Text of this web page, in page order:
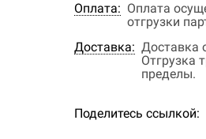
Оплата: Оплата
отгрузки
Доставка: Доставка
Отгрузка
пределы.
Поделитесь ссылкой: